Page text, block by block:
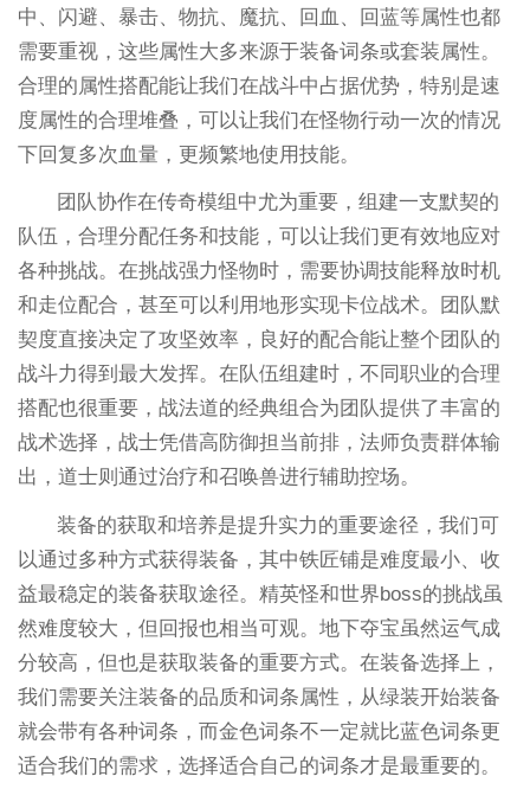
中、闪避、暴击、物抗、魔抗、回血、回蓝等属性也都
需要重视，这些属性大多来源于装备词条或套装属性。
合理的属性搭配能让我们在战斗中占据优势，特别是速
度属性的合理堆叠，可以让我们在怪物行动一次的情况
下回复多次血量，更频繁地使用技能。
团队协作在传奇模组中尤为重要，组建一支默契的
队伍，合理分配任务和技能，可以让我们更有效地应对
各种挑战。在挑战强力怪物时，需要协调技能释放时机
和走位配合，甚至可以利用地形实现卡位战术。团队默
契度直接决定了攻坚效率，良好的配合能让整个团队的
战斗力得到最大发挥。在队伍组建时，不同职业的合理
搭配也很重要，战法道的经典组合为团队提供了丰富的
战术选择，战士凭借高防御担当前排，法师负责群体输
出，道士则通过治疗和召唤兽进行辅助控场。
装备的获取和培养是提升实力的重要途径，我们可
以通过多种方式获得装备，其中铁匠铺是难度最小、收
益最稳定的装备获取途径。精英怪和世界boss的挑战虽
然难度较大，但回报也相当可观。地下夺宝虽然运气成
分较高，但也是获取装备的重要方式。在装备选择上，
我们需要关注装备的品质和词条属性，从绿装开始装备
就会带有各种词条，而金色词条不一定就比蓝色词条更
适合我们的需求，选择适合自己的词条才是最重要的。